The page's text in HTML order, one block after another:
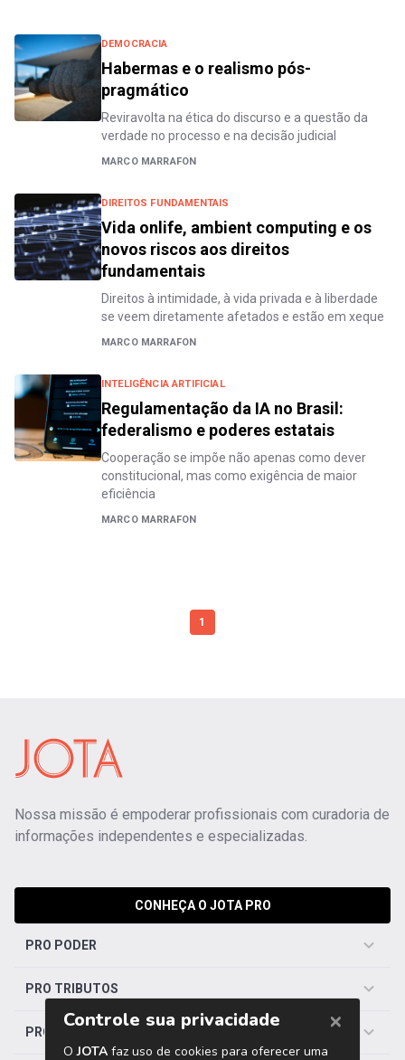
DEMOCRACIA
Habermas e o realismo pós-
pragmático
Reviravolta na ética do discurso e a questão da
verdade no processo e na decisão judicial
MARCO MARRAFON
DIREITOS FUNDAMENTAIS
Vida onlife, ambient computing e os
novos riscos aos direitos
fundamentais
Direitos à intimidade, à vida privada e à liberdade
se veem diretamente afetados e estão em xeque
MARCO MARRAFON
INTELIGÊNCIA ARTIFICIAL
Regulamentação da IA no Brasil:
federalismo e poderes estatais
Cooperação se impõe não apenas como dever
constitucional, mas como exigência de maior
eficiência
MARCO MARRAFON
1
Nossa missão é empoderar profissionais com curadoria de
informações independentes e especializadas.
CONHEÇA O JOTA PRO
PRO PODER
PRO TRIBUTOS
PRO TRABALHISTA